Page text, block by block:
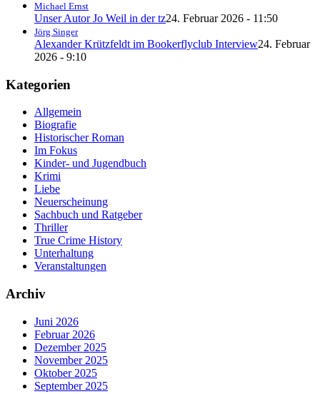
Michael Ernst
Unser Autor Jo Weil in der tz24. Februar 2026 - 11:50
Jörg Singer
Alexander Krützfeldt im Bookerflyclub Interview24. Februar
2026 - 9:10
Kategorien
Allgemein
Biografie
Historischer Roman
Im Fokus
Kinder- und Jugendbuch
Krimi
Liebe
Neuerscheinung
Sachbuch und Ratgeber
Thriller
True Crime History
Unterhaltung
Veranstaltungen
Archiv
Juni 2026
Februar 2026
Dezember 2025
November 2025
Oktober 2025
September 2025